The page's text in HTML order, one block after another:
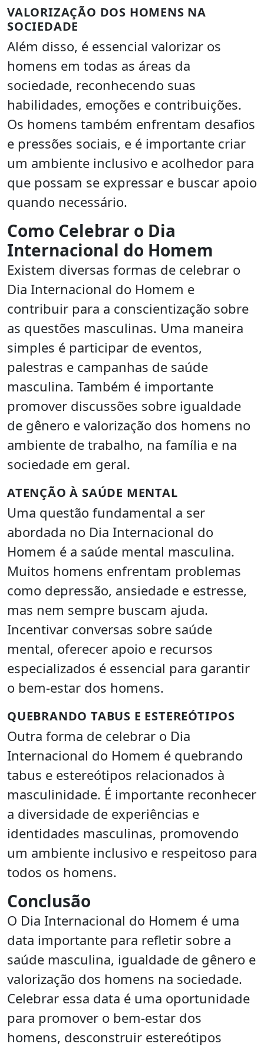
VALORIZAÇÃO DOS HOMENS NA
SOCIEDADE
Além disso, é essencial valorizar os
homens em todas as áreas da
sociedade, reconhecendo suas
habilidades, emoções e contribuições.
Os homens também enfrentam desafios
e pressões sociais, e é importante criar
um ambiente inclusivo e acolhedor para
que possam se expressar e buscar apoio
quando necessário.
Como Celebrar o Dia
Internacional do Homem
Existem diversas formas de celebrar o
Dia Internacional do Homem e
contribuir para a conscientização sobre
as questões masculinas. Uma maneira
simples é participar de eventos,
palestras e campanhas de saúde
masculina. Também é importante
promover discussões sobre igualdade
de gênero e valorização dos homens no
ambiente de trabalho, na família e na
sociedade em geral.
ATENÇÃO À SAÚDE MENTAL
Uma questão fundamental a ser
abordada no Dia Internacional do
Homem é a saúde mental masculina.
Muitos homens enfrentam problemas
como depressão, ansiedade e estresse,
mas nem sempre buscam ajuda.
Incentivar conversas sobre saúde
mental, oferecer apoio e recursos
especializados é essencial para garantir
o bem-estar dos homens.
QUEBRANDO TABUS E ESTEREÓTIPOS
Outra forma de celebrar o Dia
Internacional do Homem é quebrando
tabus e estereótipos relacionados à
masculinidade. É importante reconhecer
a diversidade de experiências e
identidades masculinas, promovendo
um ambiente inclusivo e respeitoso para
todos os homens.
Conclusão
O Dia Internacional do Homem é uma
data importante para refletir sobre a
saúde masculina, igualdade de gênero e
valorização dos homens na sociedade.
Celebrar essa data é uma oportunidade
para promover o bem-estar dos
homens, desconstruir estereótipos